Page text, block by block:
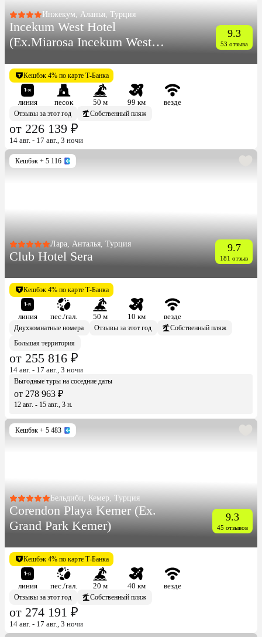
Инжекум, Аланья, Турция
Incekum West Hotel
(Ex.Miarosa Incekum West
9.3
53 отзыва
Кешбэк 4% по карте Т-Банка
линия песок 50 м 99 км
везде
Отзывы за этот год
Собственный пляж
от 226 139 ₽
14 авг. - 17 авг., 3 ночи
Кешбэк + 5 116
Лара, Анталья, Турция
Club Hotel Sera
9.7
181 отзыв
Кешбэк 4% по карте Т-Банка
линия пес./гал. 50 м 10 км
везде
Двухкомнатные номера
Отзывы за этот год
Собственный пляж
Большая территория
от 255 816 ₽
14 авг. - 17 авг., 3 ночи
Выгодные туры на соседние даты
от 278 963 ₽
12 авг. - 15 авг., 3 н.
Кешбэк + 5 483
Бельдиби, Кемер, Турция
Corendon Playa Kemer (Ex.
Grand Park Kemer)
9.3
45 отзывов
Кешбэк 4% по карте Т-Банка
линия пес./гал. 20 м 40 км
везде
Отзывы за этот год
Собственный пляж
от 274 191 ₽
14 авг. - 17 авг., 3 ночи